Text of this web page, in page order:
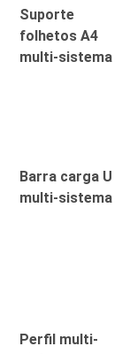
Suporte
folhetos A4
multi-sistema
Barra carga U
multi-sistema
Perfil multi-